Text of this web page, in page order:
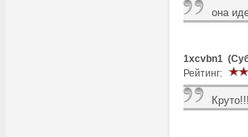
она
1xcvbn1
Рейтинг: